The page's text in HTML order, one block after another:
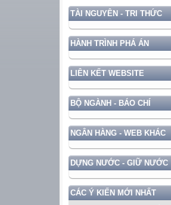
TÀI NGUYÊN - TRI THỨC
HÀNH TRÌNH PHÁ ÁN
LIÊN KẾT WEBSITE
BỘ NGÀNH - BÁO CHÍ
NGÂN HÀNG - WEB KHÁC
DỰNG NƯỚC - GIỮ NƯỚC
CÁC Ý KIẾN MỚI NHẤT